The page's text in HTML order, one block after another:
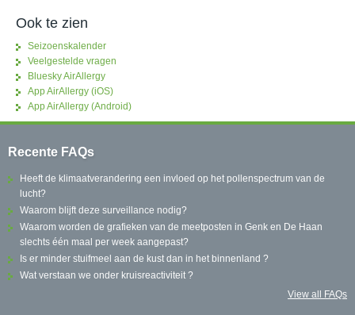
Ook te zien
Seizoenskalender
Veelgestelde vragen
Bluesky AirAllergy
App AirAllergy (iOS)
App AirAllergy (Android)
Recente FAQs
Heeft de klimaatverandering een invloed op het pollenspectrum van de
lucht?
Waarom blijft deze surveillance nodig?
Waarom worden de grafieken van de meetposten in Genk en De Haan
slechts één maal per week aangepast?
Is er minder stuifmeel aan de kust dan in het binnenland ?
Wat verstaan we onder kruisreactiviteit ?
View all FAQs